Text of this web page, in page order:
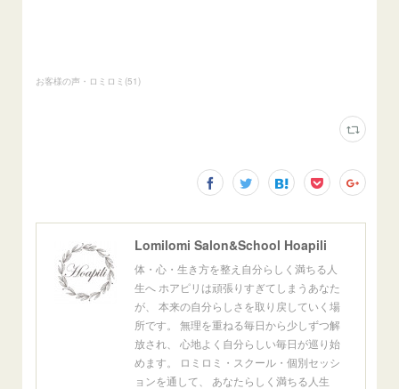
お客様の声・ロミロミ (51)
Lomilomi Salon&School Hoapili
体・心・生き方を整え自分らしく満ちる人
生へ ホアピリは頑張りすぎてしまうあなた
が、 本来の自分らしさを取り戻していく場
所です。 無理を重ねる毎日から少しずつ解
放され、 心地よく自分らしい毎日が巡り始
めます。 ロミロミ・スクール・個別セッシ
ョンを通して、 あなたらしく満ちる人生